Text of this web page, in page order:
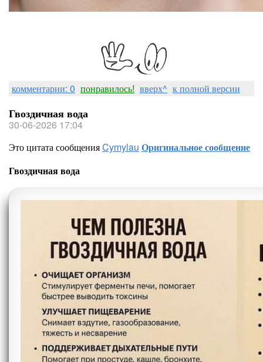
комментарии: 0 понравилось! вверх^ к полной версии
Гвоздичная вода
30-06-2026 17:04
Это цитата сообщенияCymylau Оригинальное сообщение
Гвоздичная вода